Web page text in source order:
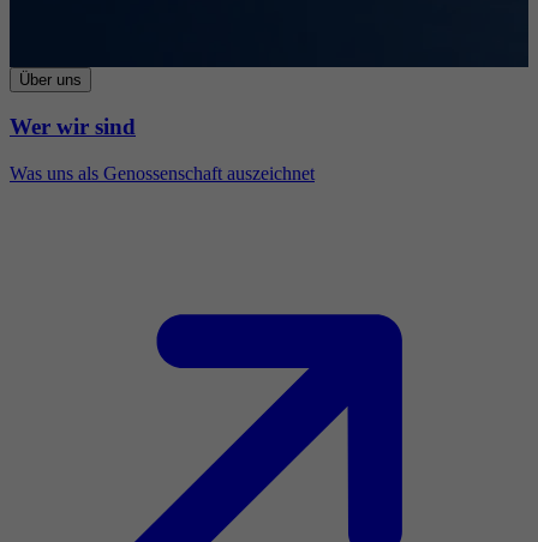
Über uns
Wer wir sind
Was uns als Genossenschaft auszeichnet